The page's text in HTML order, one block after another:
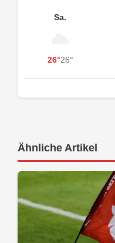
Sa.
26°26°
Ähnliche Artikel